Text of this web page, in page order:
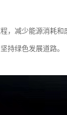
，减少能源消耗和
持绿色发展道路。